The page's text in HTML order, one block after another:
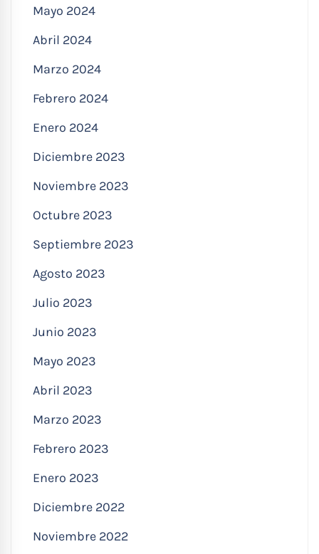
Mayo 2024
Abril 2024
Marzo 2024
Febrero 2024
Enero 2024
Diciembre 2023
Noviembre 2023
Octubre 2023
Septiembre 2023
Agosto 2023
Julio 2023
Junio 2023
Mayo 2023
Abril 2023
Marzo 2023
Febrero 2023
Enero 2023
Diciembre 2022
Noviembre 2022